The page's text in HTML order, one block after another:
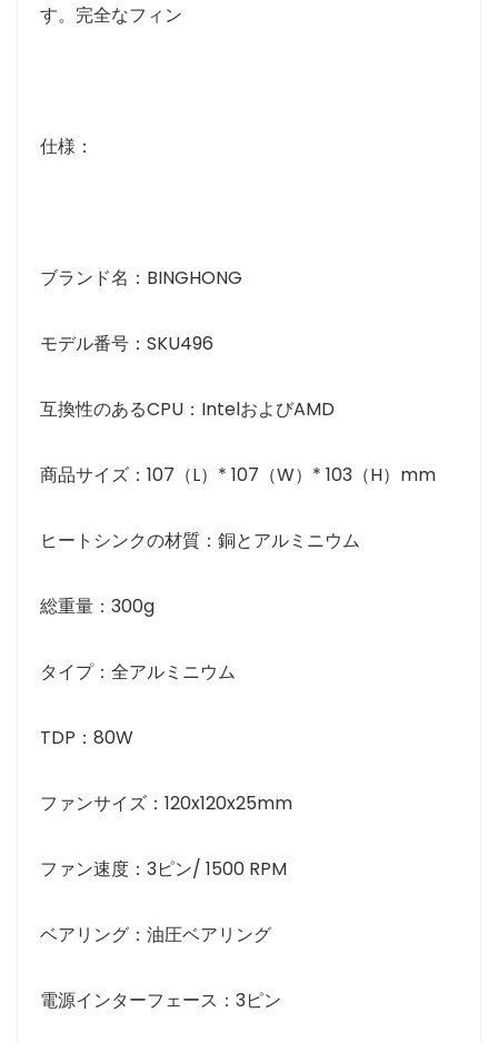
す。完全なフィン
仕様：
ブランド名：BINGHONG
モデル番号：SKU496
互換性のあるCPU：IntelおよびAMD
商品サイズ：107（L）* 107（W）* 103（H）mm
ヒートシンクの材質：銅とアルミニウム
総重量：300g
タイプ：全アルミニウム
TDP：80W
ファンサイズ：120x120x25mm
ファン速度：3ピン/ 1500 RPM
ベアリング：油圧ベアリング
電源インターフェース：3ピン